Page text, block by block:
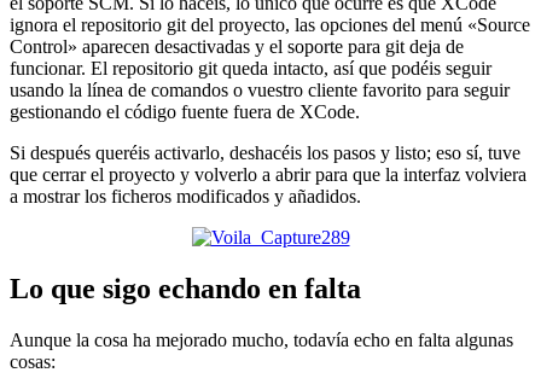
ignora el repositorio git del proyecto, las opciones del menú «Source
Control» aparecen desactivadas y el soporte para git deja de
funcionar. El repositorio git queda intacto, así que podéis seguir
usando la línea de comandos o vuestro cliente favorito para seguir
gestionando el código fuente fuera de XCode.
Si después queréis activarlo, deshacéis los pasos y listo; eso sí, tuve
que cerrar el proyecto y volverlo a abrir para que la interfaz volviera
a mostrar los ficheros modificados y añadidos.
Lo que sigo echando en falta
Aunque la cosa ha mejorado mucho, todavía echo en falta algunas
cosas: